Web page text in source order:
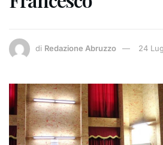
di Redazione Abruzzo 24